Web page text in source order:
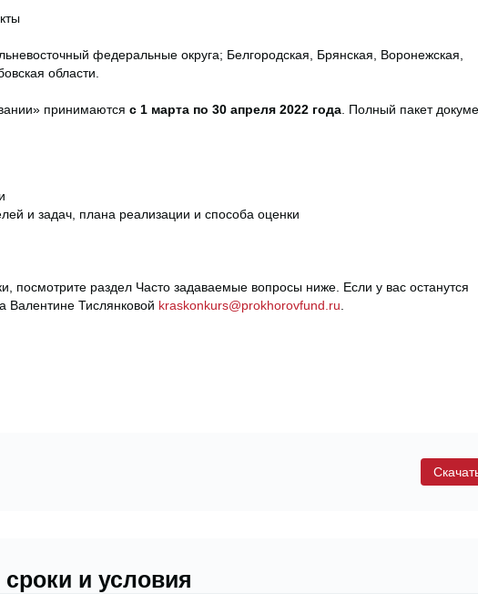
федеральные округа; Белгородская, Брянская, Воронежская,
области.
принимаются с 1 марта по 30 апреля 2022 года . Полный пакет
и задач, плана реализации и способа оценки
посмотрите раздел Часто задаваемые вопросы ниже. Если у вас останутся
Валентине Тислянковой kraskonkurs@prokhorovfund.ru
и условия